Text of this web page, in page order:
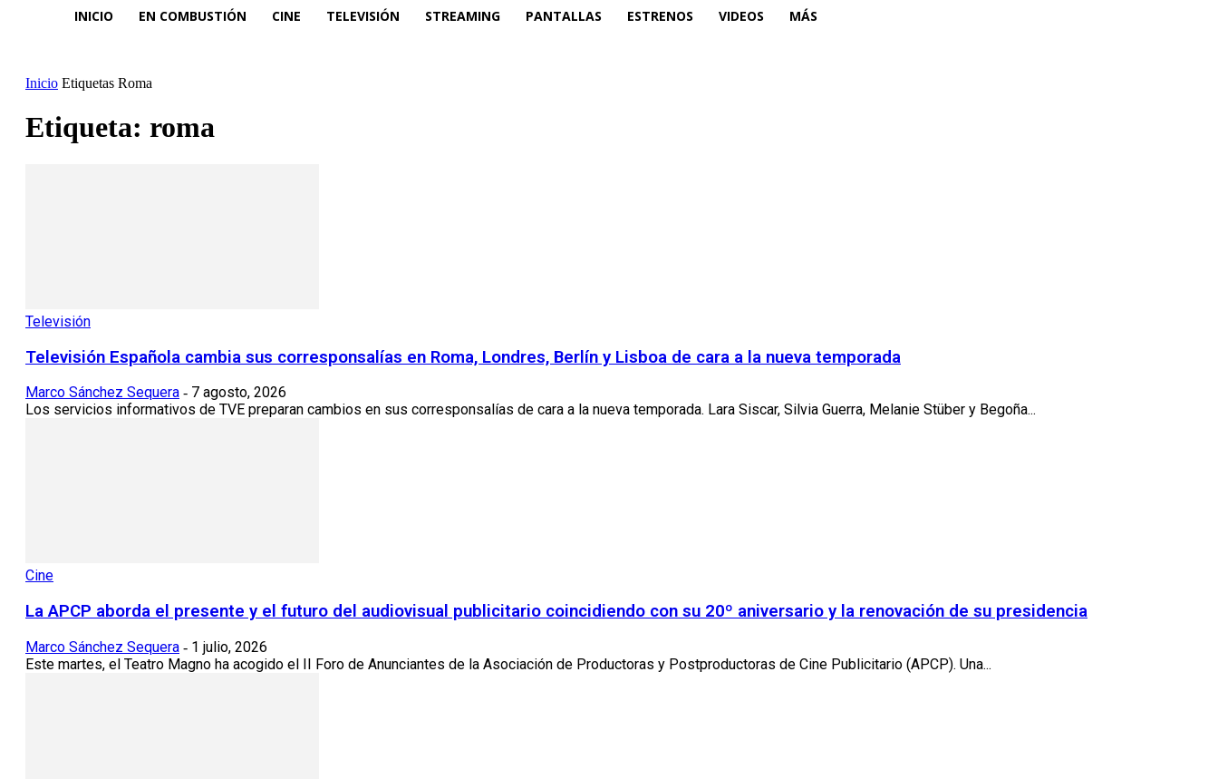
INICIO EN COMBUSTIÓN CINE TELEVISIÓN STREAMING PANTALLAS ESTRENOS VIDEOS MÁS
Inicio Etiquetas Roma
Etiqueta: roma
Televisión
Televisión Española cambia sus corresponsalías en Roma, Londres, Berlín y Lisboa de cara a la nueva temporada
Marco Sánchez Sequera - 7 agosto, 2026
Los servicios informativos de TVE preparan cambios en sus corresponsalías de cara a la nueva temporada. Lara Siscar, Silvia Guerra, Melanie Stüber y Begoña...
Cine
La APCP aborda el presente y el futuro del audiovisual publicitario coincidiendo con su 20º aniversario y la renovación de su presidencia
Marco Sánchez Sequera - 1 julio, 2026
Este martes, el Teatro Magno ha acogido el II Foro de Anunciantes de la Asociación de Productoras y Postproductoras de Cine Publicitario (APCP). Una...